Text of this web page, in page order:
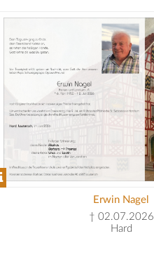
Erwin Nagel
† 02.07.2026
Hard